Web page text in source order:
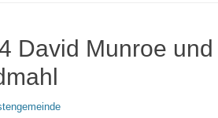
David Munroe